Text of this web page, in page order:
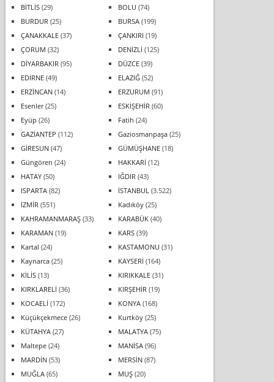
BİTLİS(29) BOLU (74)
BURDUR (25) BURSA(199)
ÇANAKKALE(37) ÇANKIRI (19)
ÇORUM (32) DENİZLİ (125)
DİYARBAKIR (95) DÜZCE(39)
EDİRNE(49) ELAZIĞ(52)
ERZİNCAN(14) ERZURUM (91)
Esenler(25) ESKİŞEHİR (60)
Eyüp (26) Fatih (24)
GAZİANTEP (112) Gaziosmanpaşa(25)
GİRESUN(47) GÜMÜŞHANE(18)
Güngören (24) HAKKARİ (12)
HATAY(50) IĞDIR (43)
ISPARTA(82) İSTANBUL (3.522)
İZMİR (551) Kadıköy(25)
KAHRAMANMARAŞ(33) KARABÜK(40)
KARAMAN(19) KARS(39)
Kartal (24) KASTAMONU (31)
Kaynarca(25) KAYSERİ (164)
KİLİS(13) KIRIKKALE(31)
KIRKLARELİ (36) KIRŞEHİR (19)
KOCAELİ (172) KONYA(168)
Küçükçekmece(26) Kurtköy(25)
KÜTAHYA(27) MALATYA(75)
Maltepe(24) MANİSA(96)
MARDİN(53) MERSİN(87)
MUĞLA(65) MUŞ(20)